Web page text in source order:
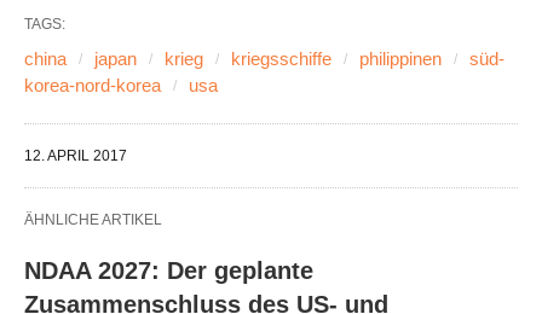
TAGS:
china japan krieg kriegsschiffe philippinen
süd-
korea-nord-korea
usa
12. APRIL 2017
ÄHNLICHE ARTIKEL
NDAA 2027: Der geplante
Zusammenschluss des US- und